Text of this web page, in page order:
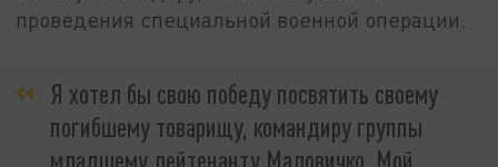
проведения специальной военной операции.
Я хотел бы свою победу посвятить своему
погибшему товарищу, командиру группы
младшему лейтенанту Маловичко. Мой